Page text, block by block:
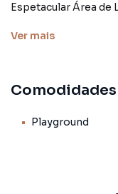
Espetacular Área de
Salão de Festas e
3092-4050 ou (62)
Ver mais
Playground